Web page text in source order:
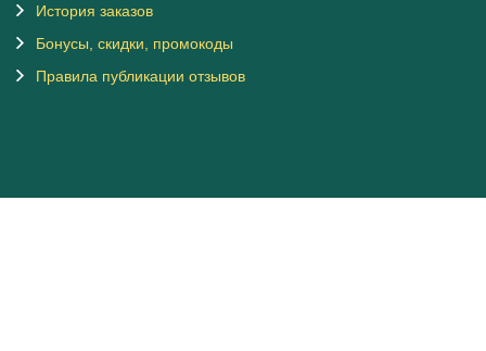
История заказов
Бонусы, скидки, промокоды
Правила публикации отзывов